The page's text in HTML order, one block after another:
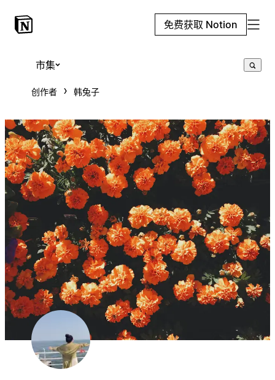
免费获取 Notion
市集
创作者 韩兔子